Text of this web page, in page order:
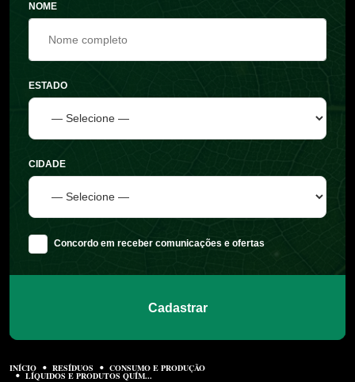
NOME
ESTADO
CIDADE
Concordo em receber comunicações e ofertas
Cadastrar
INÍCIO RESÍDUOS CONSUMO E PRODUÇÃO
LÍQUIDOS E PRODUTOS QUÍM...